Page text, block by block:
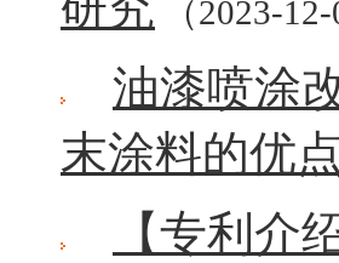
（2023-
油漆喷涂
末涂料的优
【专利介